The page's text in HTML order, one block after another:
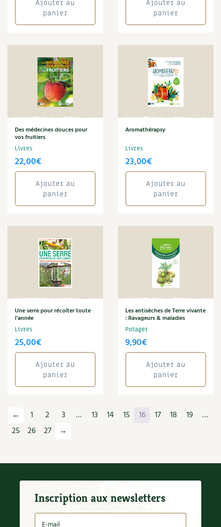
Ajouter au
panier
Ajouter au
panier
Des médecines douces pour
vos fruitiers
Livres
22,00€
Ajouter au
panier
Aromathérapsy
Livres
23,00€
Ajouter au
panier
Une serre pour récolter toute
l’année
Livres
25,00€
Ajouter au
panier
Les antisèches de Terre vivante
: Ravageurs & maladies
Potager
9,90€
Ajouter au
panier
← 1 2 3 … 13 14 15 16 17 18 19
…
25
26 27 →
Inscription aux newsletters